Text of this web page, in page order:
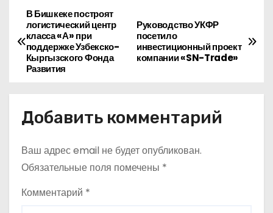
Н
а
в
г
а
ц
и
Руководство УКФР
посетило
инвестиционный проект
компании «SN-Trade»
В Бишкеке построят
логистический центр
класса «А» при
поддержке Узбекско-
Кыргызского Фонда
Развития
Добавить комментарий
Ваш адрес email не будет опубликован.
Обязательные поля помечены *
Комментарий *